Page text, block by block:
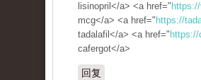
lisinopril</a> <a href="
mcg</a> <a href=" https://
tadalafil</a> <a href="
cafergot</a>
回复